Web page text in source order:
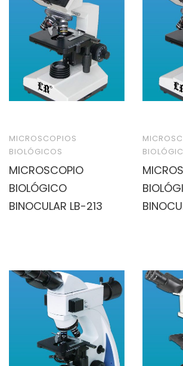
MICROSCOPIOS
BIOLÓGICOS
MICROSCOPIO
BIOLÓGICO
BINOCULAR LB-213